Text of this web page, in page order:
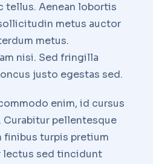
tellus. Aenean lobortis
metus auctor
metus.
nisi. Sed fringilla
justo egestas sed.
enim, id cursus
Curabitur pellentesque
finibus turpis pretium
lectus sed tincidunt